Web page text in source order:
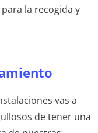
la recogida y
vas a
de tener una